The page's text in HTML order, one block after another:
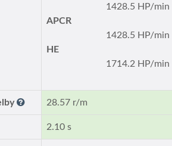
1428.5 HP/min
APCR
1428.5 HP/min
HE
1714.2 HP/min
28.57 r/m
2.10 s